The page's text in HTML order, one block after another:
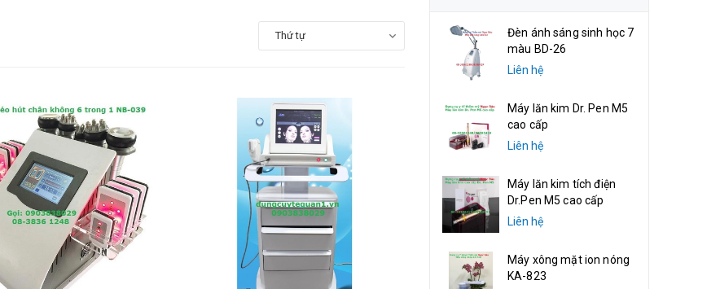
Thứ tự
Đèn ánh sáng sinh học 7
màu BD-26
Liên hệ
Máy lăn kim Dr. Pen M5
cao cấp
Liên hệ
Máy lăn kim tích điện
Dr.Pen M5 cao cấp
Liên hệ
Máy xông mặt ion nóng
KA-823